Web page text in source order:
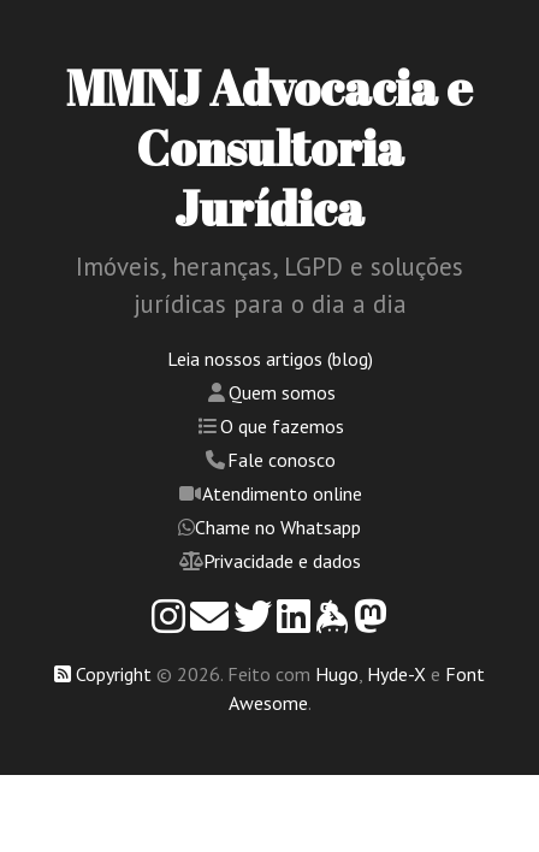
MMNJ Advocacia e
Consultoria
Jurídica
Imóveis, heranças, LGPD e soluções
jurídicas para o dia a dia
Leia nossos artigos (blog)
Quem somos
O que fazemos
Fale conosco
Atendimento online
Chame no Whatsapp
Privacidade e dados
Copyright © 2026. Feito com Hugo, Hyde-X e Font
Awesome.